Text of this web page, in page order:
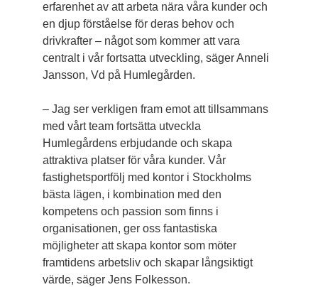
erfarenhet av att arbeta nära våra kunder och
en djup förståelse för deras behov och
drivkrafter – något som kommer att vara
centralt i vår fortsatta utveckling, säger Anneli
Jansson, Vd på Humlegården.
– Jag ser verkligen fram emot att tillsammans
med vårt team fortsätta utveckla
Humlegårdens erbjudande och skapa
attraktiva platser för våra kunder. Vår
fastighetsportfölj med kontor i Stockholms
bästa lägen, i kombination med den
kompetens och passion som finns i
organisationen, ger oss fantastiska
möjligheter att skapa kontor som möter
framtidens arbetsliv och skapar långsiktigt
värde, säger Jens Folkesson.